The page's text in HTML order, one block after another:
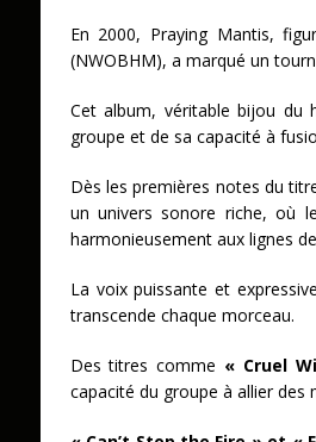
En 2000, Praying Mantis,
(NWOBHM), a marqué un
Cet album, véritable bijou du
groupe et de sa capacité à
Dès les premières notes du
un univers sonore riche, où
harmonieusement aux lignes
La voix puissante et
transcende chaque morceau.
Des titres comme « Cruel
capacité du groupe à allier des